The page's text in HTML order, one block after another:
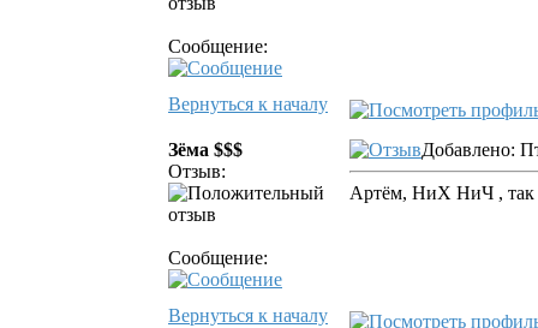
Сообщение:
Вернуться к началу
Зёма $$$
Отзыв:
Сообщение:
Добавлено:
Артём, НиХ НиЧ , так
Вернуться к началу